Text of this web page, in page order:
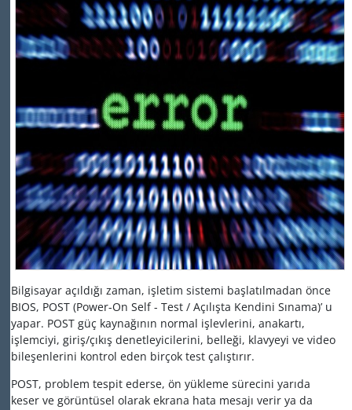
Bilgisayar açıldığı zaman, işletim sistemi başlatılmadan önce
BIOS, POST (Power-On Self - Test / Açılışta Kendini Sınama)’ u
yapar. POST güç kaynağının normal işlevlerini, anakartı,
işlemciyi, giriş/çıkış denetleyicilerini, belleği, klavyeyi ve video
bileşenlerini kontrol eden birçok test çalıştırır.
POST, problem tespit ederse, ön yükleme sürecini yarıda
keser ve görüntüsel olarak ekrana hata mesajı verir ya da